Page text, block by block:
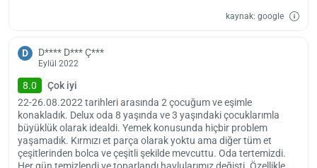
kaynak: google
D D**** D*** Ç***
Eylül 2022
8.0
Çok iyi
22-26.08.2022 tarihleri arasında 2 çocuğum ve eşimle
konakladık. Delux oda 8 yaşında ve 3 yaşındaki çocuklarımla
büyüklük olarak idealdi. Yemek konusunda hiçbir problem
yaşamadık. Kırmızı et parça olarak yoktu ama diğer tüm et
çeşitlerinden bolca ve çeşitli şekilde mevcuttu. Oda tertemizdi.